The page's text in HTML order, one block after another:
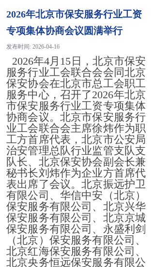
2026年北京市保安服务行业工资
专项集体协商会议圆满举行
发布时间: 2026-04-16
2026年4月15日，北京市保安
服务行业工会联合会会同北京
保安协会在北京市总工会职工
服务中心，召开了2026年北京
市保安服务行业工资专项集体
协商会议。北京市保安服务行
业工会联合会主席徐炜作为职
工方首席代表，北京市公安局
治安管理总队行业监管支队支
队长、北京保安协会副会长兼
秘书长刘炜作为企业方首席代
表出席了会议。北京振远护卫
有限公司、华信中安（北京）
保安服务有限公司、北京兴华
保安服务有限公司、北京京城
保安服务有限公司、永盛利剑
（北京）保安服务有限公司、
北京红海保安服务有限公司、
北京央务恒远保安服务有限公